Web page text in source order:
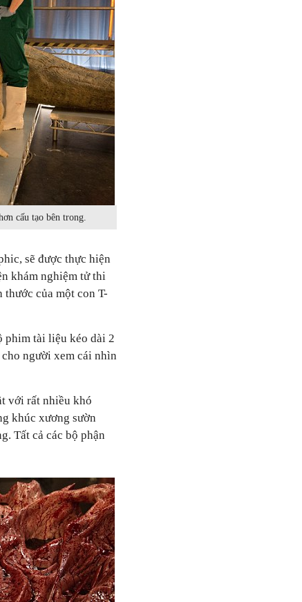
cấu tạo bên trong.
sẽ được thực hiện
khám nghiệm tử thi
của một con T-
phim tài liệu kéo dài 2
người xem cái nhìn
với rất nhiều khó
khúc xương sườn
Tất cả các bộ phận